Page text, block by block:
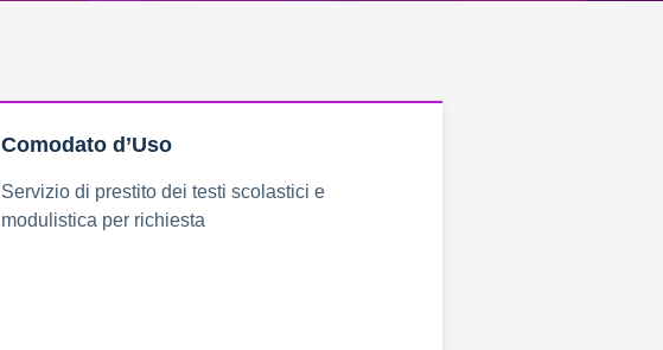
Comodato d’Uso
Servizio di prestito dei testi scolastici e
modulistica per richiesta